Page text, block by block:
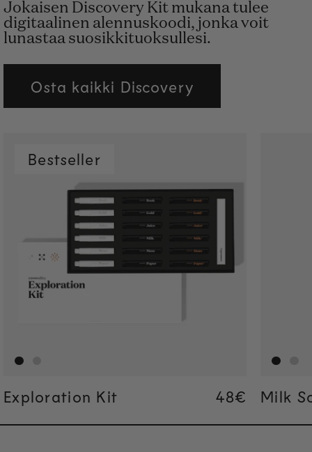
Jokaisen Discovery Kit mukana tulee
digitaalinen alennuskoodi, jonka voit
lunastaa suosikkituoksullesi.
Osta kaikki Discovery
Bestseller
Exploration Kit Regular
48€
Regular
48€ Milk